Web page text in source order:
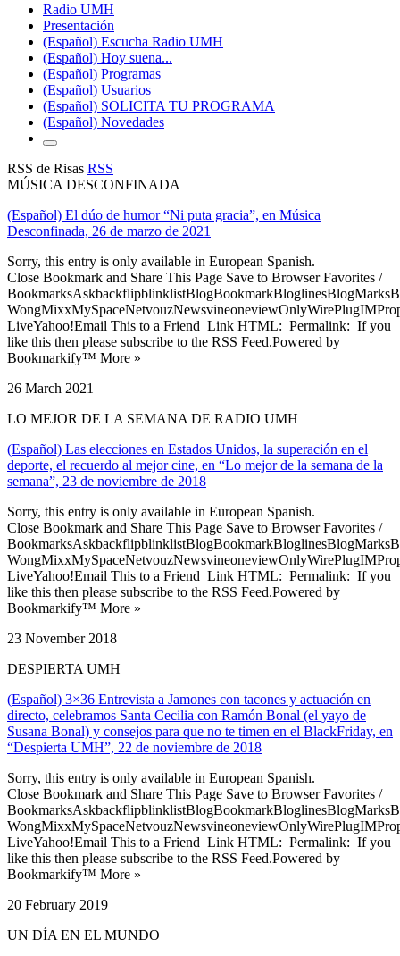
Radio UMH
Presentación
(Español) Escucha Radio UMH
(Español) Hoy suena...
(Español) Programas
(Español) Usuarios
(Español) SOLICITA TU PROGRAMA
(Español) Novedades
RSS de Risas RSS
MÚSICA DESCONFINADA
(Español) El dúo de humor “Ni puta gracia”, en Música
Desconfinada, 26 de marzo de 2021
Sorry, this entry is only available in European Spanish.
Close Bookmark and Share This Page Save to Browser Favorites /
LiveYahoo!Email This to a Friend Link HTML: Permalink: If you
like this then please subscribe to the RSS Feed.Powered by
Bookmarkify™ More »
26 March 2021
LO MEJOR DE LA SEMANA DE RADIO UMH
(Español) Las elecciones en Estados Unidos, la superación en el
deporte, el recuerdo al mejor cine, en “Lo mejor de la semana de la
semana”, 23 de noviembre de 2018
Sorry, this entry is only available in European Spanish.
Close Bookmark and Share This Page Save to Browser Favorites /
LiveYahoo!Email This to a Friend Link HTML: Permalink: If you
like this then please subscribe to the RSS Feed.Powered by
Bookmarkify™ More »
23 November 2018
DESPIERTA UMH
(Español) 3×36 Entrevista a Jamones con tacones y actuación en
directo, celebramos Santa Cecilia con Ramón Bonal (el yayo de
Susana Bonal) y consejos para que no te timen en el BlackFriday, en
“Despierta UMH”, 22 de noviembre de 2018
Sorry, this entry is only available in European Spanish.
Close Bookmark and Share This Page Save to Browser Favorites /
LiveYahoo!Email This to a Friend Link HTML: Permalink: If you
like this then please subscribe to the RSS Feed.Powered by
Bookmarkify™ More »
20 February 2019
UN DÍA EN EL MUNDO